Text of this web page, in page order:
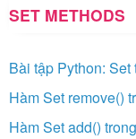
SET METHODS
Bài tập Python: Set
Hàm Set remove()
Hàm Set add()